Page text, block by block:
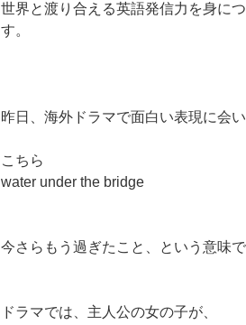
世界と渡り合える英語発信力を身に
す。
昨日、海外ドラマで面白い表現に会
こちら
water under the bridge
今さらもう過ぎたこと、という意味で
ドラマでは、主人公の女の子が、